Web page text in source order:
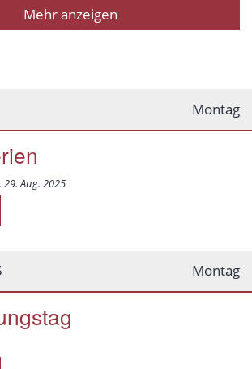
Mehr anzeigen
Montag
29. Aug. 2025
Montag